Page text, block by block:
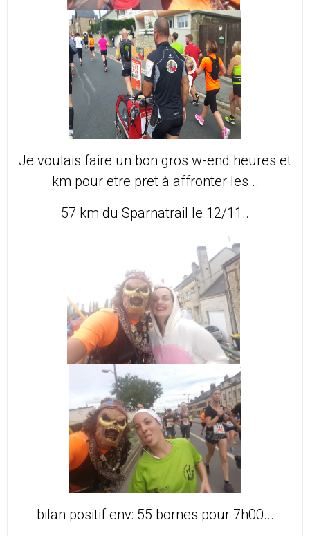
Je voulais faire un bon gros w-end heures et
km pour etre pret à affronter les...
57 km du Sparnatrail le 12/11..
bilan positif env: 55 bornes pour 7h00...